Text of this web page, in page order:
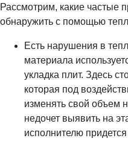
Рассмотрим, какие частые
обнаружить с помощью
Есть нарушения в
материала
укладка плит. Здесь
которая под
изменять свой объем
недочет выявить на
исполнителю